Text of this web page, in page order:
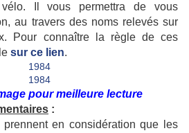
Il vous permettra de vous
au travers des noms relevés sur
Pour connaître la règle de ces
sur ce lien.
pour meilleure lecture
:
en considération que les